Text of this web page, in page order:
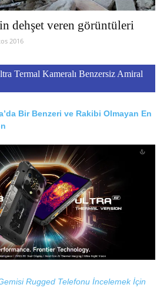
dehşet veren görüntüleri
2016
Termal Kameralı Benzersiz Amiral
Bir Benzeri ve Rakibi Olmayan En
Rugged Telefonu İncelemek İçin